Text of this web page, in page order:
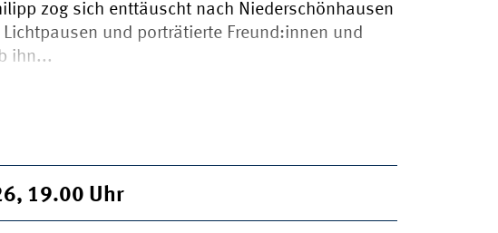
zog sich enttäuscht nach Niederschönhausen
und porträtierte Freund:innen und
ihn...
19.00 Uhr